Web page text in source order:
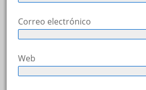
Correo electrónico
Web